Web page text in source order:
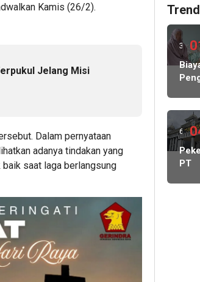
Kamis (26/2).
Jelang Misi
Dalam pernyataan
adanya tindakan yang
baik saat laga berlangsung
3
hari
lalu
KP
6
hari
lalu
PT